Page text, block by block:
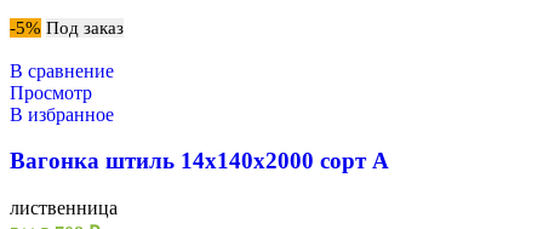
-5% Под заказ
В сравнение
Просмотр
В избранное
Вагонка штиль 14х140х2000 сорт А
лиственница